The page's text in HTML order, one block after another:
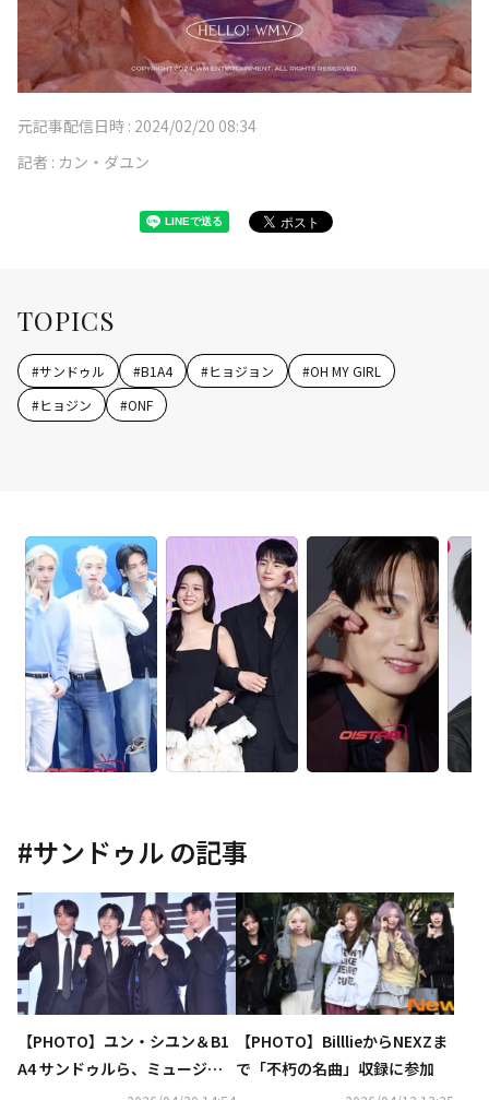
元記事配信日時 : 2024/02/20 08:34
記者 : カン・ダユン
TOPICS
#サンドゥル #B1A4 #ヒョジョン #OH MY GIRL
#ヒョジン #ONF
#サンドゥル の記事
【PHOTO】ユン・シユン＆B1
A4 サンドゥルら、ミュージカ
【PHOTO】BilllieからNEXZま
で「不朽の名曲」収録に参加